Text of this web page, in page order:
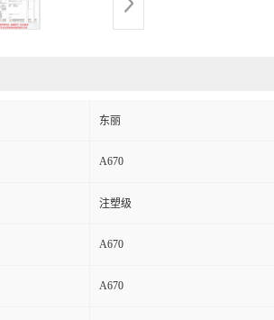
东丽
A670
注塑级
A670
A670